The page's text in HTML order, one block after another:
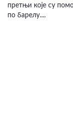
претњи које су
по барелу....